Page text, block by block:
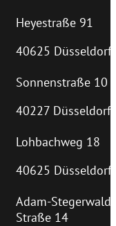
Heyestraße 91
40625 Düsseldorf
Sonnenstraße 10
40227 Düsseldorf
Lohbachweg 18
40625 Düsseldorf
Adam-Stegerwald-
Straße 14